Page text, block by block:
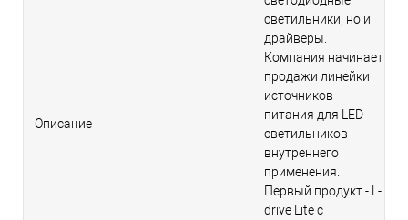
Описание
светильники, но и
драйверы.
Компания начинает
продажи линейки
источников
питания для LED-
светильников
внутреннего
применения.
Первый продукт - L-
drive Lite с